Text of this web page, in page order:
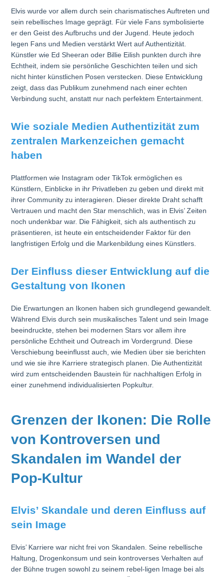
Elvis wurde vor allem durch sein charismatisches Auftreten und
sein rebellisches Image geprägt. Für viele Fans symbolisierte
er den Geist des Aufbruchs und der Jugend. Heute jedoch
legen Fans und Medien verstärkt Wert auf Authentizität.
Künstler wie Ed Sheeran oder Billie Eilish punkten durch ihre
Echtheit, indem sie persönliche Geschichten teilen und sich
nicht hinter künstlichen Posen verstecken. Diese Entwicklung
zeigt, dass das Publikum zunehmend nach einer echten
Verbindung sucht, anstatt nur nach perfektem Entertainment.
Wie soziale Medien Authentizität zum
zentralen Markenzeichen gemacht
haben
Plattformen wie Instagram oder TikTok ermöglichen es
Künstlern, Einblicke in ihr Privatleben zu geben und direkt mit
ihrer Community zu interagieren. Dieser direkte Draht schafft
Vertrauen und macht den Star menschlich, was in Elvis’ Zeiten
noch undenkbar war. Die Fähigkeit, sich als authentisch zu
präsentieren, ist heute ein entscheidender Faktor für den
langfristigen Erfolg und die Markenbildung eines Künstlers.
Der Einfluss dieser Entwicklung auf die
Gestaltung von Ikonen
Die Erwartungen an Ikonen haben sich grundlegend gewandelt.
Während Elvis durch sein musikalisches Talent und sein Image
beeindruckte, stehen bei modernen Stars vor allem ihre
persönliche Echtheit und Outreach im Vordergrund. Diese
Verschiebung beeinflusst auch, wie Medien über sie berichten
und wie sie ihre Karriere strategisch planen. Die Authentizität
wird zum entscheidenden Baustein für nachhaltigen Erfolg in
einer zunehmend individualisierten Popkultur.
Grenzen der Ikonen: Die Rolle
von Kontroversen und
Skandalen im Wandel der
Pop-Kultur
Elvis’ Skandale und deren Einfluss auf
sein Image
Elvis’ Karriere war nicht frei von Skandalen. Seine rebellische
Haltung, Drogenkonsum und sein kontroverses Verhalten auf
der Bühne trugen sowohl zu seinem rebel-ligen Image bei als